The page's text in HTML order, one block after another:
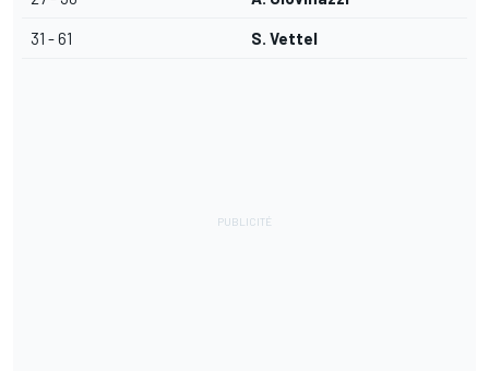
31 - 61 S. Vettel